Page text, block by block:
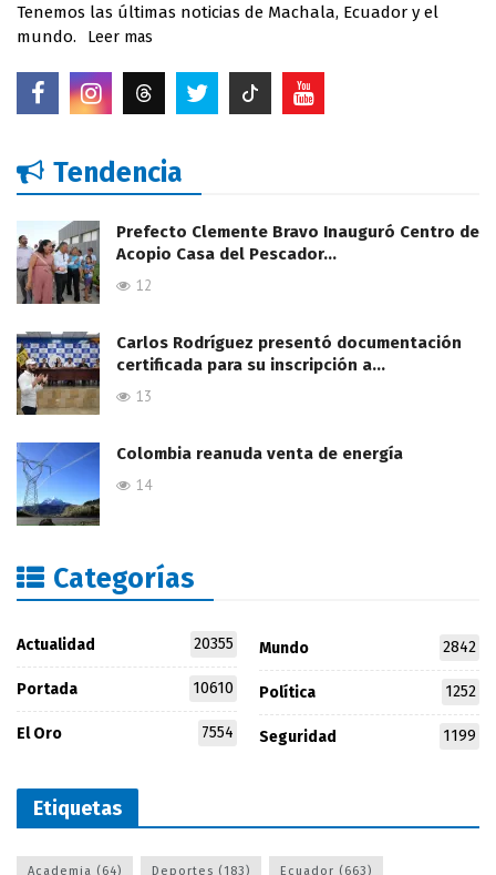
Tenemos las últimas noticias de Machala, Ecuador y el
mundo.
Leer mas
Tendencia
Prefecto Clemente Bravo Inauguró Centro de
Acopio Casa del Pescador…
12
Carlos Rodríguez presentó documentación
certificada para su inscripción a…
13
Colombia reanuda venta de energía
14
Categorías
Actualidad 20355
Portada 10610
El Oro 7554
Mundo 2842
Política 1252
Seguridad 1199
Etiquetas
Academia (64) Deportes (183) Ecuador (663)